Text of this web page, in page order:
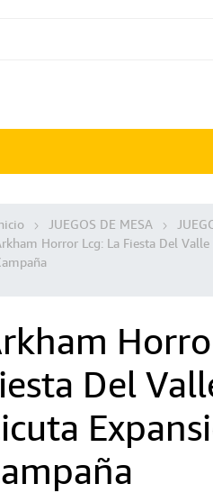
JUEGOS DE MESA
Horror Lcg: La Fiesta Del
Del